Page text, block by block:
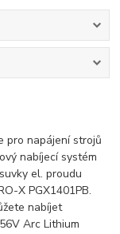
pro napájení strojů
nabíjecí systém
el. proudu
X PGX1401PB.
nabíjet
Arc Lithium